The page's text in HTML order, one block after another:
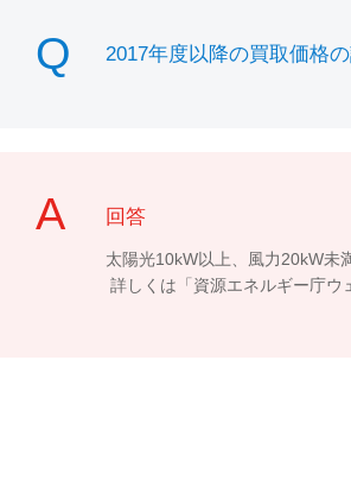
2017年度以降の買取価格
回答
太陽光10kW以上、風力20kW未
詳しくは「資源エネルギー庁